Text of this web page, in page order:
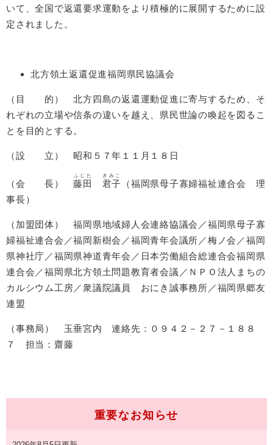
いて、全国で返還要求運動をより積極的に展開するために設
定されました。
北方領土返還促進福岡県民協議会
（目 的） 北方四島の返還運動促進に寄与するため、そ
れぞれの立場や信条の違いを越え、県民世論の喚起を図るこ
とを目的とする。
（設 立） 昭和５７年１１月１８日
（会 長）藤田
ふじた
君子
きみこ
（福岡県母子寡婦福祉連合会 理
事長）
（加盟団体） 福岡県地域婦人会連絡協議会／福岡県母子寡
婦福祉連合会／福岡新樹会／福岡青年会議所／梅ノ会／福岡
県神社庁／福岡県神道青年会／日本労働組合総連合会福岡県
連合会／福岡県北方領土問題教育者会議／ＮＰＯ法人まちの
カルシウム工房／衆議院議員 おにき誠事務所／福岡県郷友
連盟
（事務局） 玉垂宮内 連絡先：０９４２－２７－１８８
７ 担当：齋藤
重要なお知らせ